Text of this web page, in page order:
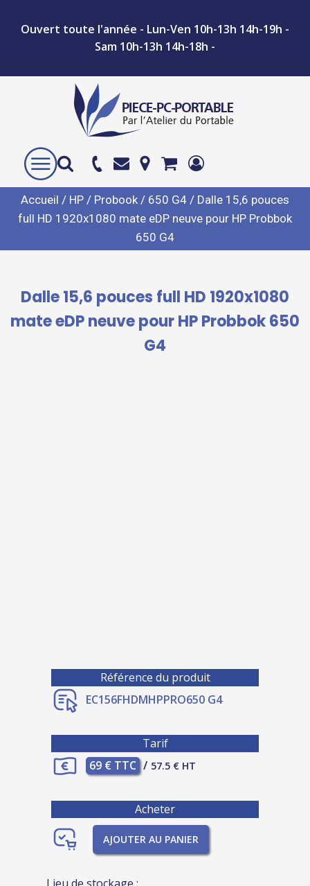
Ouvert toute l'année - Lun-Ven 10h-13h 14h-19h -
Sam 10h-13h 14h-18h -
Accueil / HP / Probook / 650 G4 / Dalle 15,6 pouces
full HD 1920x1080 mate eDP neuve pour HP Probbok
650 G4
Dalle 15,6 pouces full HD 1920x1080
mate eDP neuve pour HP Probbok 650
G4
Référence du produit
EC156FHDMHPPRO650 G4
Tarif
69 € TTC / 57.5 € HT
Acheter
AJOUTER AU PANIER
Lieu de stockage :